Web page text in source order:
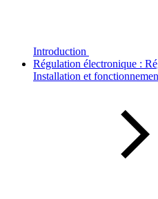
Introduction
Régulation électronique :
Installation et